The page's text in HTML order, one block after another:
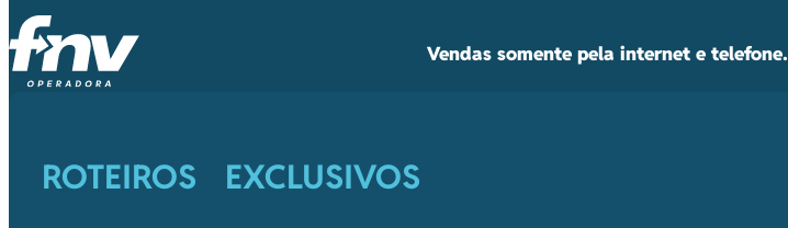
Vendas somente pela internet e telefone.
ROTEIROS EXCLUSIVOS